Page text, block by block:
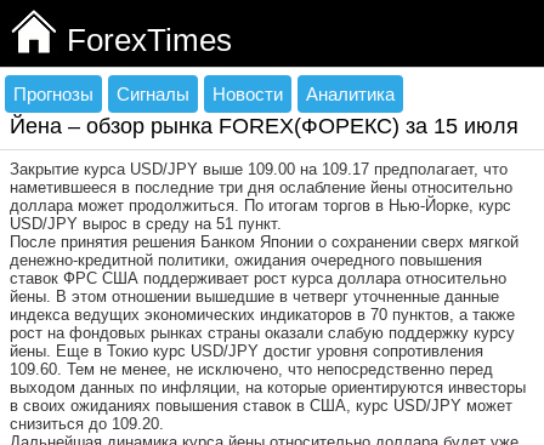
ForexTimes
Прогнозы Сигналы Новости Аналитика
Йена – обзор рынка FOREX(ФОРЕКС) за 15 июля
Закрытие курса USD/JPY выше 109.00 на 109.17 предполагает, что
наметившееся в последние три дня ослабление йены относительно
доллара может продолжиться. По итогам торгов в Нью-Йорке, курс
USD/JPY вырос в среду на 51 пункт.
После принятия решения Банком Японии о сохранении сверх мягкой
денежно-кредитной политики, ожидания очередного повышения
ставок ФРС США поддерживает рост курса доллара относительно
йены. В этом отношении вышедшие в четверг уточненные данные
индекса ведущих экономических индикаторов в 70 пунктов, а также
рост на фондовых рынках страны оказали слабую поддержку курсу
йены. Еще в Токио курс USD/JPY достиг уровня сопротивления
109.60. Тем не менее, не исключено, что непосредственно перед
выходом данных по инфляции, на которые ориентируются инвесторы
в своих ожиданиях повышения ставок в США, курс USD/JPY может
снизиться до 109.20.